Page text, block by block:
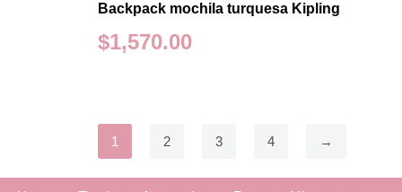
Backpack mochila turquesa Kipling
$1,570.00
1 2 3 4 →